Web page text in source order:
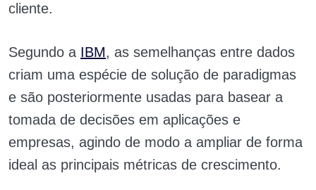
cliente.
Segundo a IBM, as semelhanças entre dados
criam uma espécie de solução de paradigmas
e são posteriormente usadas para basear a
tomada de decisões em aplicações e
empresas, agindo de modo a ampliar de forma
ideal as principais métricas de crescimento.